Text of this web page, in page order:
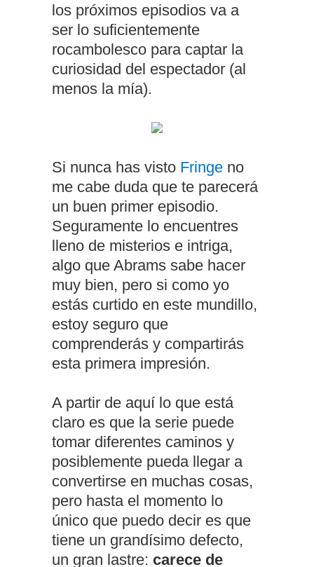
los próximos episodios va a
ser lo suficientemente
rocambolesco para captar la
curiosidad del espectador (al
menos la mía).
Si nunca has visto Fringe no
me cabe duda que te parecerá
un buen primer episodio.
Seguramente lo encuentres
lleno de misterios e intriga,
algo que Abrams sabe hacer
muy bien, pero si como yo
estás curtido en este mundillo,
estoy seguro que
comprenderás y compartirás
esta primera impresión.
A partir de aquí lo que está
claro es que la serie puede
tomar diferentes caminos y
posiblemente pueda llegar a
convertirse en muchas cosas,
pero hasta el momento lo
único que puedo decir es que
tiene un grandísimo defecto,
un gran lastre: carece de